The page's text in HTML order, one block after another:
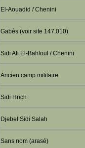
El-Aouadid / Chenini
Gabès (voir site 147.010)
Sidi Ali El-Bahloul / Chenini
Ancien camp militaire
Sidi Hrich
Djebel Sidi Salah
Sans nom (arasé)